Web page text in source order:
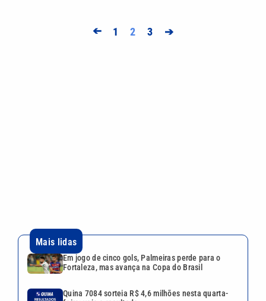
➔ 1 2 3 ➔
sobre futuro; nem as de Virgínia sobraram
Mãe de Virginia Fonseca revela o que pensa sobre
o namoro da filha com Vini Jr.